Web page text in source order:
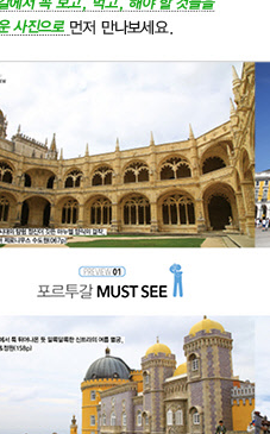
아두